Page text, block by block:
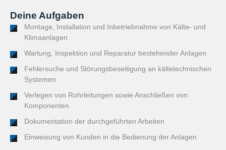
Deine Aufgaben
Montage, Installation und Inbetriebnahme von Kälte- und
Klimaanlagen
Wartung, Inspektion und Reparatur bestehender Anlagen
Fehlersuche und Störungsbeseitigung an kältetechnischen
Systemen
Verlegen von Rohrleitungen sowie Anschließen von
Komponenten
Dokumentation der durchgeführten Arbeiten
Einweisung von Kunden in die Bedienung der Anlagen